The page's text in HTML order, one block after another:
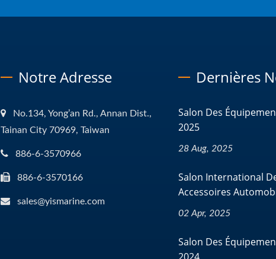
Notre Adresse
No.134, Yong’an Rd., Annan Dist.,
Tainan City 70969, Taiwan
886-6-3570966
886-6-3570166
sales@yismarine.com
Dernières
Salon Des
2025
28 Aug, 2025
Salon International
Accessoires
02 Apr, 2025
Salon Des